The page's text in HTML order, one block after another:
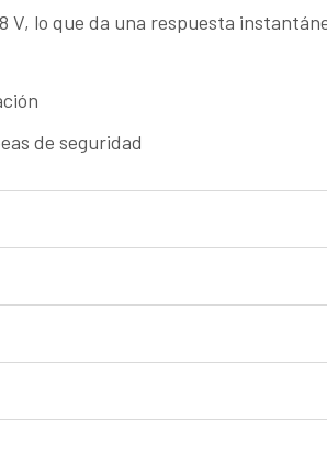
V, lo que da una respuesta
de seguridad